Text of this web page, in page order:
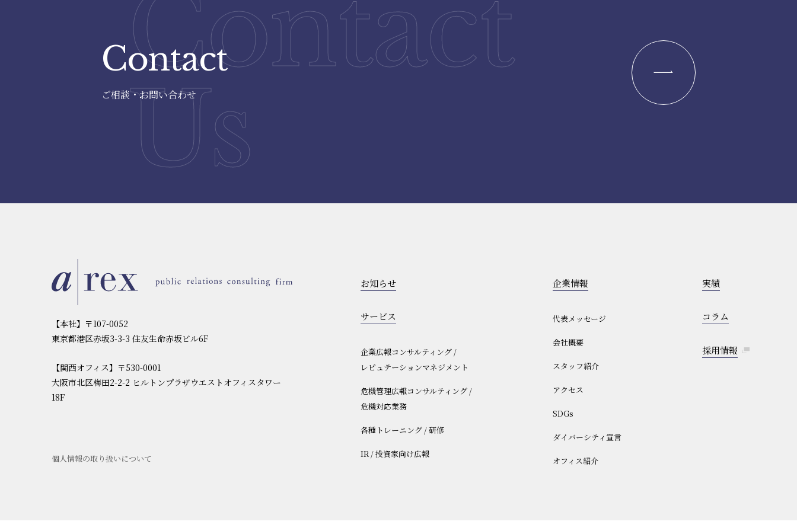
Contact
ご相談・お問い合わせ
Contact
Us
【本社】〒107-0052
東京都港区赤坂3-3-3 住友生命赤坂ビル6F
【関西オフィス】〒530-0001
大阪市北区梅田2-2-2 ヒルトンプラザウエストオフィスタワー
18F
個人情報の取り扱いについて
お知らせ
サービス
企業広報コンサルティング /
レピュテーションマネジメント
危機管理広報コンサルティング /
危機対応業務
各種トレーニング / 研修
IR / 投資家向け広報
企業情報
代表メッセージ
会社概要
スタッフ紹介
アクセス
SDGs
ダイバーシティ宣言
オフィス紹介
実績
コラム
採用情報